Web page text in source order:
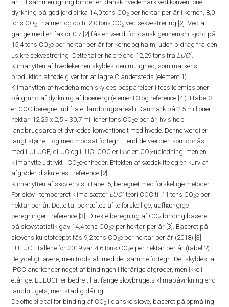
år. Til sammenligning binder en dansk hvedemark ved konventionel
dyrkning på god jord cirka 14,0 tons CO2 per hektar per år i kernen, 8,0
tons CO2 i halmen og op til 2,0 tons CO2 ved sekvestrering [2]. Ved at
gange med en faktor 0,7 [2] fås en værdi for dansk gennemsnitsjord på
15,4 tons CO2e per hektar per år for kerne og halm, uden bidrag fra den
usikre sekvestrering. Dette tal er højere end 12,29 tons fra LUC7.
Klimanytten af hvedekernen skyldes den mulighed, som markens
produktion af føde giver for at lagre C andetsteds (element 1).
Klimanytten af hvedehalmen skyldes besparelser i fossile emissioner
på grund af dyrkning af bioenergi (element 3 og reference [4]). I tabel 3
er COC beregnet ud fra et landbrugsareal i Danmark på 2,5 millioner
hektar. 12,29 x 2,5 = 30,7 millioner tons CO2e per år, hvis hele
landbrugsarealet dyrkedes konventionelt med hvede. Denne værdi er
langt større – og med modsat fortegn – end de værdier, som opnås
med LULUCF, dLUC og iLUC. COC er ikke en CO2-udledning, men en
klimanytte udtrykt i CO2e-enheder. Effekten af sædskifte og en kurv af
afgrøder diskuteres i reference [2].
Klimanytten af skov er vist i tabel 5, beregnet med forskellige metoder.
For skov i tempereret klima sætter LUC7teori COC til 11 tons CO2e per
hektar per år. Dette tal bekræftes af to forskellige, uafhængige
beregninger i reference [3]. Direkte beregning af CO2-binding baseret
på skovstatistik gav 14,4 tons CO2e per hektar per år [3]. Baseret på
skovens kulstofdepot fås 9,2 tons CO2e per hektar per år (2018) [3].
LULUCF-tallene for 2019 var 4,6 tons CO2e per hektar per år (tabel 2).
Betydeligt lavere, men trods alt med det samme fortegn. Det skyldes, at
IPCC anerkender noget af bindingen i flerårige afgrøder, men ikke i
etårige. LULUCF er bedre til at fange skovbrugets klimapåvirkning end
landbrugets, men stadig dårlig.
De officielle tal for binding af CO2 i danske skove, baseret på opmåling